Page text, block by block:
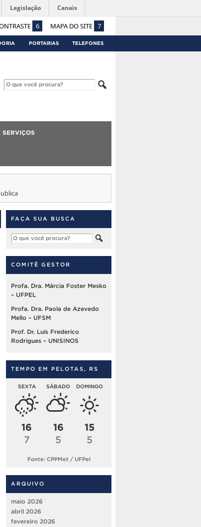
6 MAPA DO SITE 7
Legislação Canais
PORTARIAS TELEFONES
SERVIÇOS
FAÇA SUA BUSCA
COMITÊ GESTOR
Profa. Dra. Márcia Foster Mesko
– UFPEL
Profa. Dra. Paola de Azevedo
Mello – UFSM
Prof. Dr. Luís Frederico
Rodrigues – UNISINOS
TEMPO EM PELOTAS, RS
SEXTA
16
7
SÁBADO
16
5
DOMINGO
15
5
Fonte: CPPMet / UFPel
ARQUIVO
maio 2026
abril 2026
fevereiro 2026